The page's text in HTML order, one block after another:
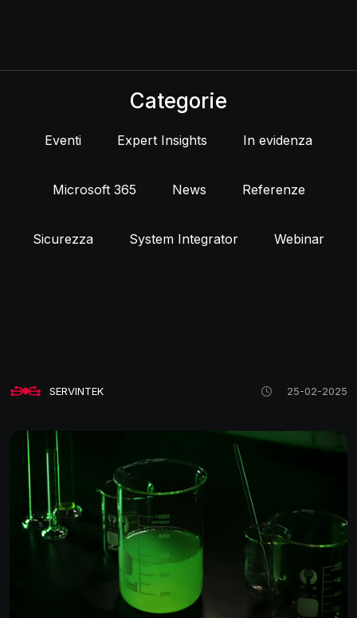
Categorie
Eventi Expert Insights In evidenza
Microsoft 365 News Referenze
Sicurezza System Integrator Webinar
SERVINTEK 25-02-2025